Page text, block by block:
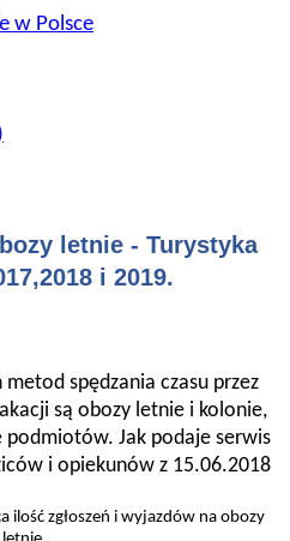
w Polsce
letnie - Turystyka
i 2019.
spędzania czasu przez
są obozy letnie i kolonie,
podmiotów. Jak podaje serwis
i opiekunów z 15.06.2018